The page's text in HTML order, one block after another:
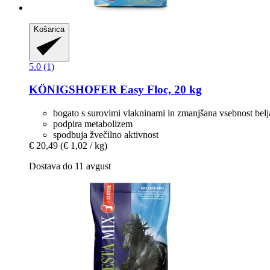
Košarica
5.0 (1)
KÖNIGSHOFER Easy Floc, 20 kg
bogato s surovimi vlakninami in zmanjšana vsebnost
podpira metabolizem
spodbuja žvečilno aktivnost
€ 20,49 (€ 1,02 / kg)
Dostava do 11 avgust